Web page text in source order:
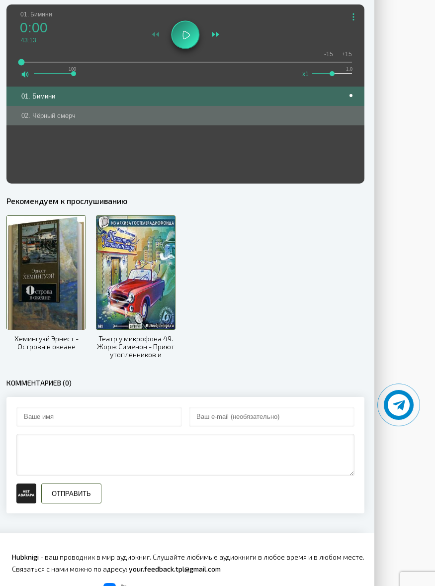
01. Бимини
100
0:00
43:13
1.0
x1
-15 +15
01. Бимини
02. Чёрный смерч
Рекомендуем к прослушиванию
Хемингуэй Эрнест -
Острова в океане
Театр у микрофона 49.
Жорж Сименон - Приют
утопленников и
КОММЕНТАРИЕВ (0)
ОТПРАВИТЬ
Hubknigi - ваш проводник в мир аудиокниг. Слушайте любимые аудиокниги в любое время и в любом месте.
Связаться с нами можно по адресу: your.feedback.tpl@gmail.com